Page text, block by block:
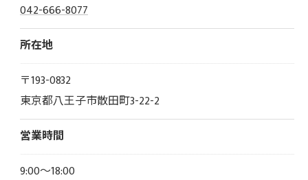
042-666-8077
所在地
〒193-0832
東京都八王子市散田町3-22-2
営業時間
9:00～18:00